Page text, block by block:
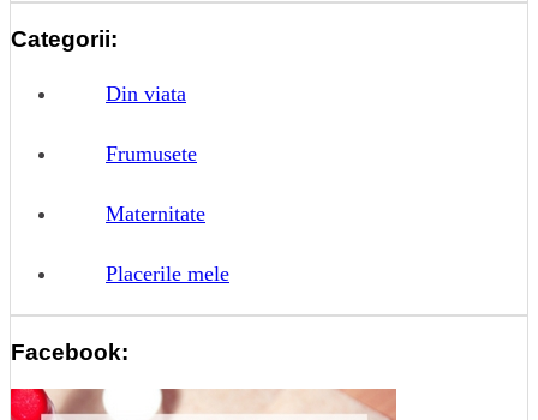
Categorii:
Din viata
Frumusete
Maternitate
Placerile mele
Facebook: